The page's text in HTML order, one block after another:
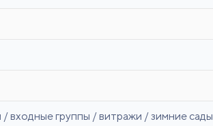
входные группы / витражи / зимние сады